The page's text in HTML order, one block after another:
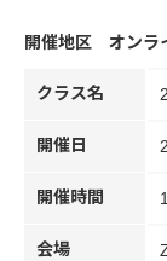
オンラ
クラス名
開催日
開催時間
会場